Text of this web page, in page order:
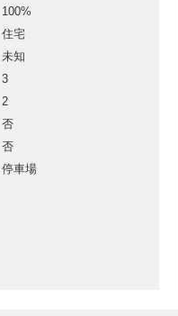
100%
住宅
未知
3
2
否
否
停車場